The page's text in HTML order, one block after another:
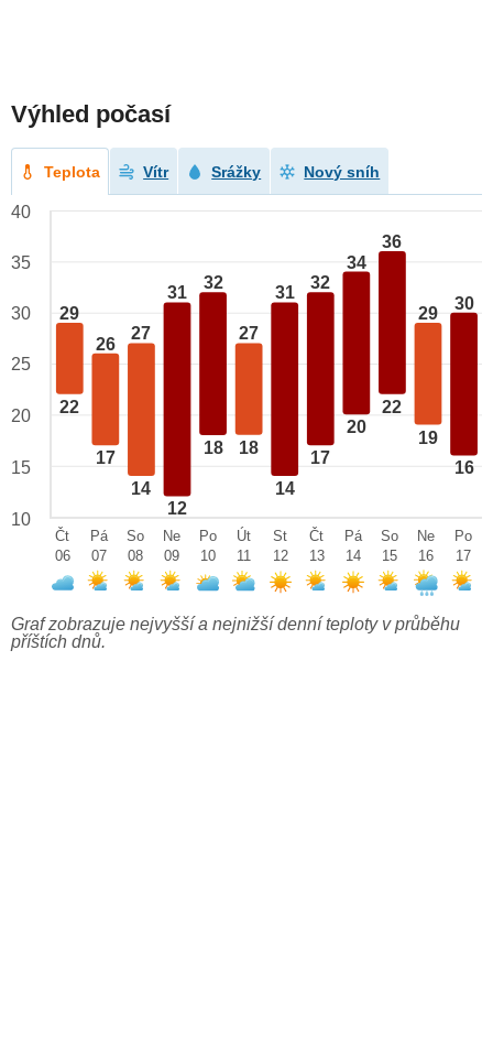
Výhled počasí
Teplota Vítr Srážky Nový sníh
29
22
26
17
27
14
31
12
32
18
27
18
31
14
32
17
34
20
36
22
29
19
30
16
40
35
30
25
20
15
10
Čt
06
Pá
07
So
08
Ne
09
Po
10
Út
11
St
12
Čt
13
Pá
14
So
15
Ne
16
Po
17
Graf zobrazuje nejvyšší a nejnižší denní teploty v průběhu
příštích dnů.